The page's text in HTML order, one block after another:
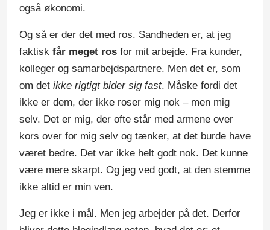
også økonomi.
Og så er der det med ros. Sandheden er, at jeg
faktisk får meget ros for mit arbejde. Fra kunder,
kolleger og samarbejdspartnere. Men det er, som
om det ikke rigtigt bider sig fast. Måske fordi det
ikke er dem, der ikke roser mig nok – men mig
selv. Det er mig, der ofte står med armene over
kors over for mig selv og tænker, at det burde have
været bedre. Det var ikke helt godt nok. Det kunne
være mere skarpt. Og jeg ved godt, at den stemme
ikke altid er min ven.
Jeg er ikke i mål. Men jeg arbejder på det. Derfor